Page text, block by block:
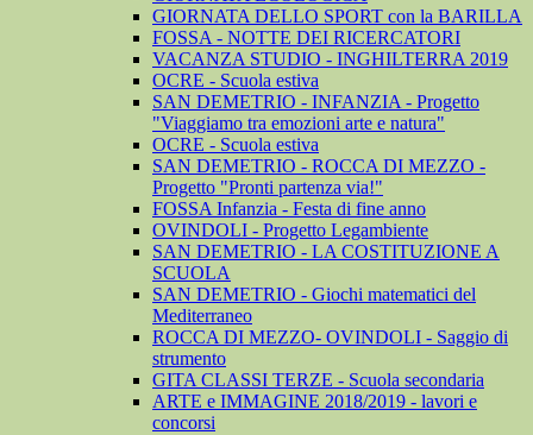
GIORNATA DELLO SPORT con la BARILLA
FOSSA - NOTTE DEI RICERCATORI
VACANZA STUDIO - INGHILTERRA 2019
OCRE - Scuola estiva
SAN DEMETRIO - INFANZIA - Progetto
"Viaggiamo tra emozioni arte e natura"
OCRE - Scuola estiva
SAN DEMETRIO - ROCCA DI MEZZO -
Progetto "Pronti partenza via!"
FOSSA Infanzia - Festa di fine anno
OVINDOLI - Progetto Legambiente
SAN DEMETRIO - LA COSTITUZIONE A
SCUOLA
SAN DEMETRIO - Giochi matematici del
Mediterraneo
ROCCA DI MEZZO- OVINDOLI - Saggio di
strumento
GITA CLASSI TERZE - Scuola secondaria
ARTE e IMMAGINE 2018/2019 - lavori e
concorsi